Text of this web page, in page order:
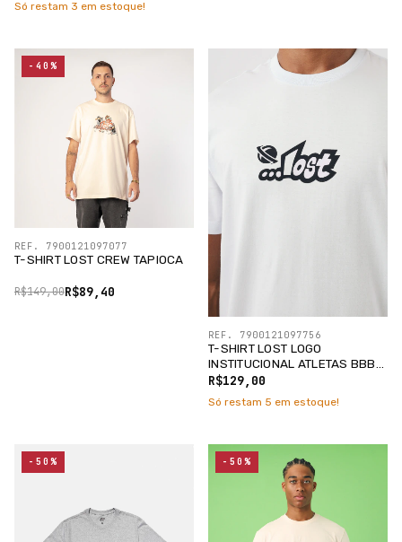
Só restam 3 em estoque!
T-SHIRT LOST CREW TAPIOCA
R$89,40
R$149,00
REF. 7900121097077
-40%
T-SHIRT LOST LOGO
INSTITUCIONAL ATLETAS BBB
/SILK PRETO
R$129,00
REF. 7900121097756
Só restam 5 em estoque!
-50% -50%